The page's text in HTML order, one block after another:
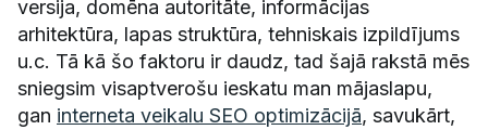
versija, domēna autoritāte, informācijas
arhitektūra, lapas struktūra, tehniskais izpildījums
u.c. Tā kā šo faktoru ir daudz, tad šajā rakstā mēs
sniegsim visaptverošu ieskatu man mājaslapu,
gan interneta veikalu SEO optimizācijā, savukārt,